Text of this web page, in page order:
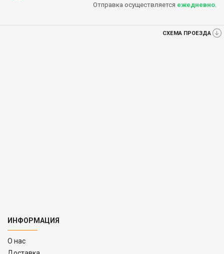
Отправка осуществляется ежедневно
СХЕМА ПРОЕЗДА
ИНФОРМАЦИЯ
O нас